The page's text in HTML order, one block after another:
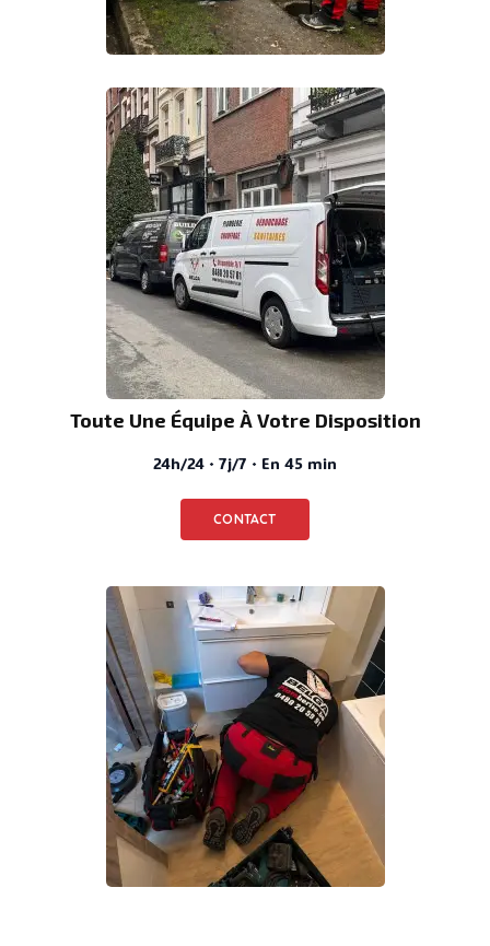
Toute Une Équipe À Votre Disposition
24h/24 · 7j/7 · En 45 min
CONTACT